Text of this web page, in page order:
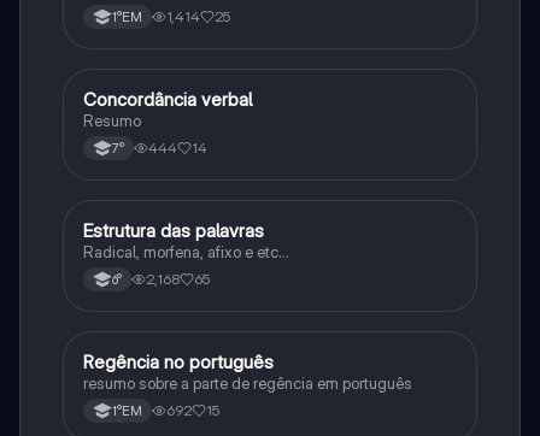
1°EM 1,414 25
Português
Concordância verbal
Resumo
7° 444 14
Português
Estrutura das palavras
Radical, morfena, afixo e etc...
6° 2,168 65
Português
Regência no português
resumo sobre a parte de regência em português
1°EM 692 15